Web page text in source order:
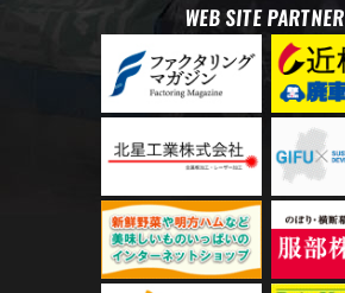
WEB SITE PARTNER